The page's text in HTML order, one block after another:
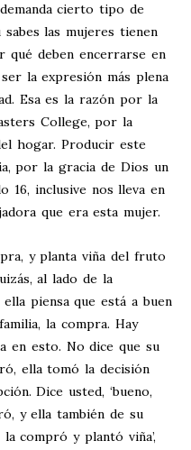
cierto tipo de
las mujeres tienen
qué deben encerrarse en
la expresión más plena
Esa es la razón por la
College, por la
hogar. Producir este
por la gracia de Dios un
16, inclusive nos lleva en
que era esta mujer.
y planta viña del fruto
al lado de la
piensa que está a buen
la compra. Hay
en esto. No dice que su
ella tomó la decisión
Dice usted, ‘bueno,
y ella también de su
compró y plantó viña’,